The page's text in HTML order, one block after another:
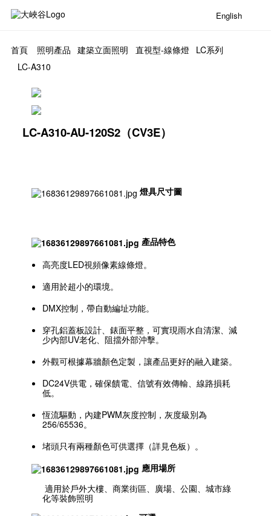
English
首頁 照明產品 建築立面照明 直視型-線條燈
LC系列
LC-A310
LC-A310-AU-120S2（CV3E）
燈具尺寸圖
產品特色
高亮度LED視頻像素線條燈。
適用於超小的環境。
DMX控制，帶自動編址功能。
穿孔鋁蓋板設計、錶面平整，可實現雨水自清潔、減
少內部UV老化、阻擋外部沖擊。
外觀可根據幕牆顏色定製，讓產品更好的融入建築。
DC24V供電，確保饋電、信號有效傳輸、線路損耗
低。
恆流驅動，內建PWM灰度控制，灰度級別為
256/65536。
堵頭只有兩種顏色可供選擇（詳見色板）。
應用場所
適用於戶外大樓、商業街區、廣場、公園、城市綠
化等裝飾照明